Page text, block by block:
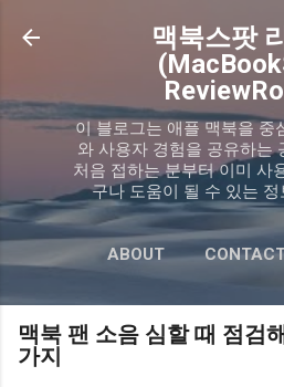
기본 콘텐츠로
맥북스팟
이 블로그는 애플 맥북을 중
와 사용자 경험을 공유하는
처음 접하는 분부터 이미 사
구나 도움이 될 수 있는
ABOUT
PRIVACY
맥북 팬 소음 심할 때 점검
가지